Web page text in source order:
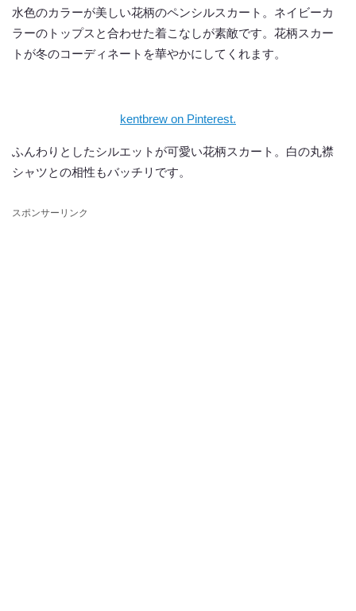
水色のカラーが美しい花柄のペンシルスカート。ネイビーカ
ラーのトップスと合わせた着こなしが素敵です。花柄スカー
トが冬のコーディネートを華やかにしてくれます。
kentbrew on Pinterest.
ふんわりとしたシルエットが可愛い花柄スカート。白の丸襟
シャツとの相性もバッチリです。
スポンサーリンク